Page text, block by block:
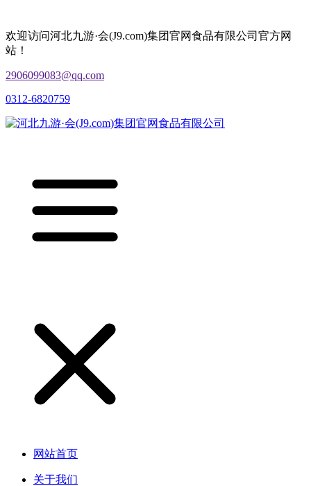
欢迎访问河北九游·会(J9.com)集团官网食品有限公司官方网
站！
2906099083@qq.com
0312-6820759
网站首页
关于我们